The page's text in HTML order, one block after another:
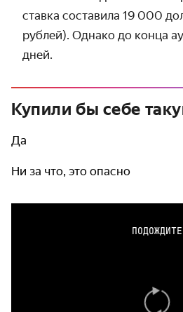
ставка составила 19 000
рублей). Однако до конца
дней.
Купили бы себе
Да
Ни за что, это опасно
ПОДОЖДИТЕ